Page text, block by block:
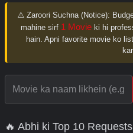
⚠️ Zaroori Suchna (Notice):
mahine sirf 1 Movie ki hi
hain. Apni favorite movie ko
🔥 Abhi ki Top 10 Requests